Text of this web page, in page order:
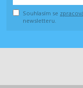
Souhlasím se
newsletteru.